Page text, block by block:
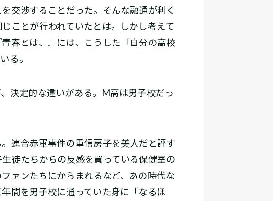
交渉することだった。そんな融通が利く
ことが行われていたとは。しかし考えて
春とは、』には、こうした「自分の高校
る。
決定的な違いがある。M高は男子校だっ
連合赤軍事件の重信房子を美人だと評す
徒たちからの反感を買っている保健室の
ァンたちにからまれるなど、あの時代な
間を男子校に通っていた身に「なるほ